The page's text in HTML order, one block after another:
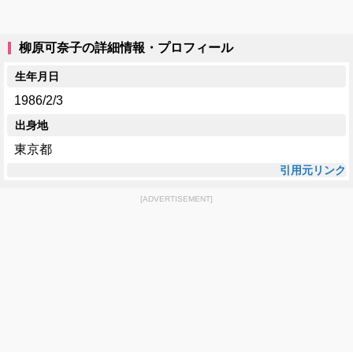
柳原可奈子の詳細情報・プロフィール
生年月日
1986/2/3
出身地
東京都
引用元リンク
[ADVERTISEMENT]